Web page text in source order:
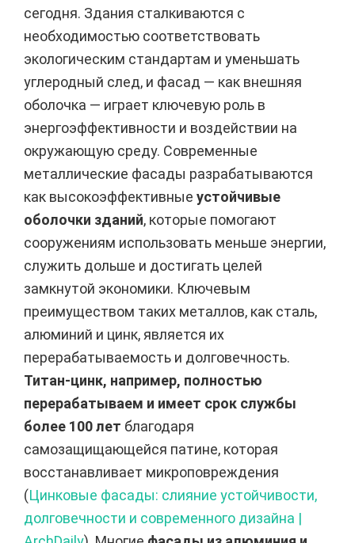
сегодня. Здания сталкиваются с
необходимостью соответствовать
экологическим стандартам и уменьшать
углеродный след, и фасад — как внешняя
оболочка — играет ключевую роль в
энергоэффективности и воздействии на
окружающую среду. Современные
металлические фасады разрабатываются
как высокоэффективные устойчивые
оболочки зданий, которые помогают
сооружениям использовать меньше энергии,
служить дольше и достигать целей
замкнутой экономики. Ключевым
преимуществом таких металлов, как сталь,
алюминий и цинк, является их
перерабатываемость и долговечность.
Титан-цинк, например, полностью
перерабатываем и имеет срок службы
более 100 лет благодаря
самозащищающейся патине, которая
восстанавливает микроповреждения
(Цинковые фасады: слияние устойчивости,
долговечности и современного дизайна |